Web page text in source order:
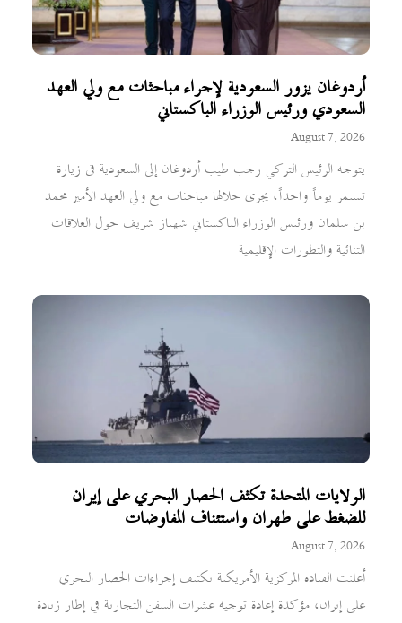
أردوغان يزور السعودية لإجراء مباحثات مع ولي العهد
السعودي ورئيس الوزراء الباكستاني
August 7, 2026
يتوجه الرئيس التركي رجب طيب أردوغان إلى السعودية في زيارة
تستمر يوماً واحداً، يجري خلالها مباحثات مع ولي العهد الأمير محمد
بن سلمان ورئيس الوزراء الباكستاني شهباز شريف حول العلاقات
الثنائية والتطورات الإقليمية
الولايات المتحدة تكثف الحصار البحري على إيران
للضغط على طهران واستئناف المفاوضات
August 7, 2026
أعلنت القيادة المركزية الأمريكية تكثيف إجراءات الحصار البحري
على إيران، مؤكدة إعادة توجيه عشرات السفن التجارية في إطار زيادة